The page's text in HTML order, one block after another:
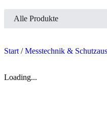
Alle Produkte
Start /Messtechnik &
Loading...